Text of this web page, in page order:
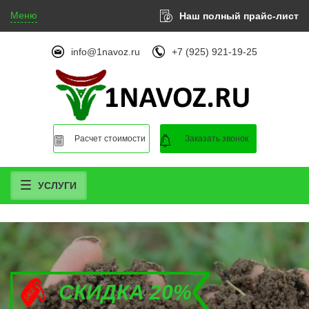
Меню Наш полный прайс-лист
info@1navoz.ru +7 (925) 921-19-25
Расчет стоимости Заказать звонок
УСЛУГИ
СКИДКА 20%
СКИДКА 20%
СКИДКА 20%